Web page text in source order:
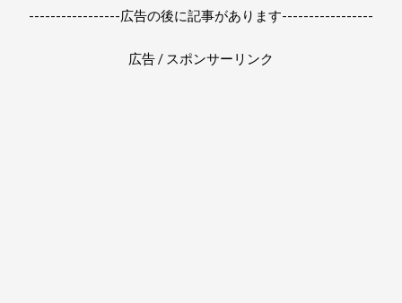
-----------------広告の後に記事があります-----------------
広告 / スポンサーリンク